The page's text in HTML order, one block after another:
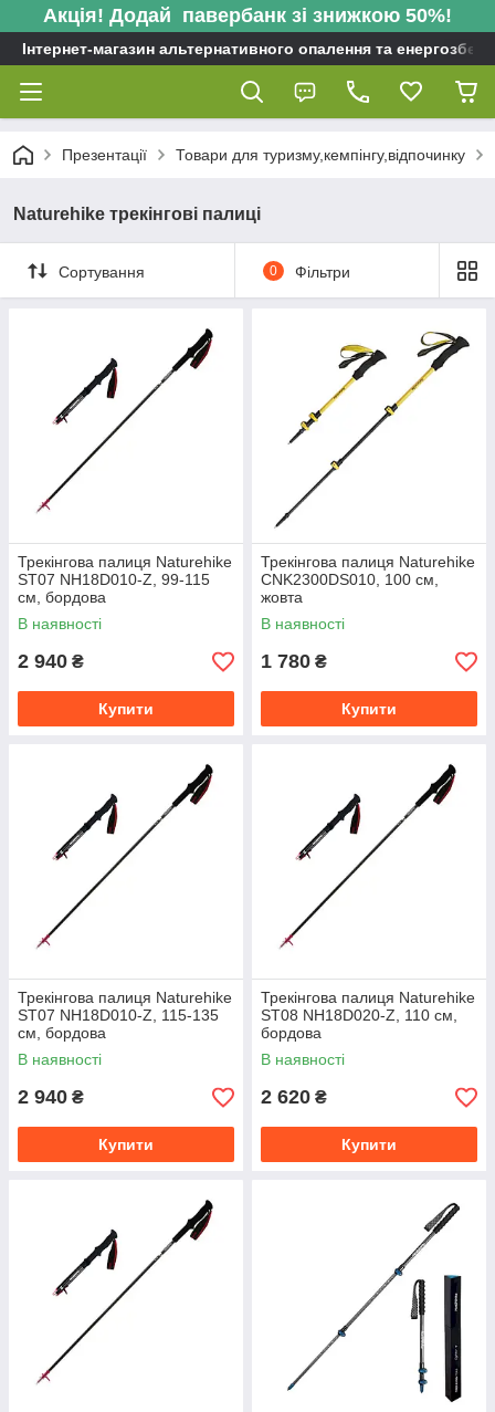
Акція! Додай павербанк зі знижкою 50%!
Інтернет-магазин альтернативного опалення та
Презентації Товари для туризму,кемпінгу,відпочинку
Naturehike трекінгові палиці
Сортування 0 Фільтри
Трекінгова палиця Naturehike
ST07 NH18D010-Z, 99-115
см, бордова
В наявності
2 940 ₴
Купити
Трекінгова палиця Naturehike
CNK2300DS010, 100 см,
жовта
В наявності
1 780 ₴
Купити
Трекінгова палиця Naturehike
ST07 NH18D010-Z, 115-135
см, бордова
В наявності
2 940 ₴
Купити
Трекінгова палиця Naturehike
ST08 NH18D020-Z, 110 см,
бордова
В наявності
2 620 ₴
Купити